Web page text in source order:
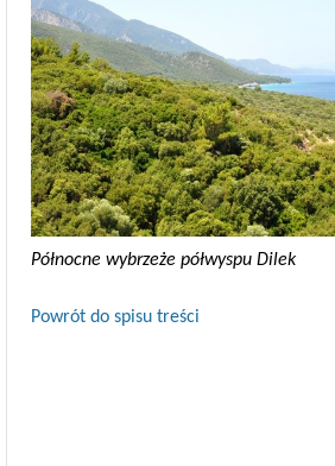
Północne wybrzeże półwyspu Dilek
Powrót do spisu treści